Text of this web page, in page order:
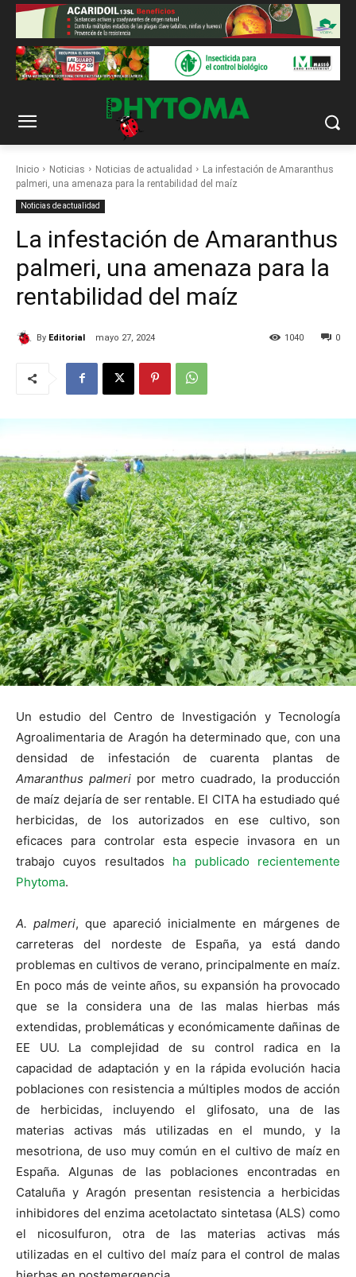
Inicio Noticias Noticias de actualidad
La infestación de Amaranthus
palmeri, una amenaza para la rentabilidad del maíz
Noticias de actualidad
La infestación de Amaranthus
palmeri, una amenaza para la
rentabilidad del maíz
By Editorial mayo 27, 2024 0
1040
Un estudio del Centro de Investigación y Tecnología
Agroalimentaria de Aragón ha determinado que, con una
densidad de infestación de cuarenta plantas de
Amaranthus palmeri por metro cuadrado, la producción
de maíz dejaría de ser rentable. El CITA ha estudiado qué
herbicidas, de los autorizados en ese cultivo, son
eficaces para controlar esta especie invasora en un
trabajo cuyos resultados ha publicado recientemente
Phytoma.
A. palmeri, que apareció inicialmente en márgenes de
carreteras del nordeste de España, ya está dando
problemas en cultivos de verano, principalmente en maíz.
En poco más de veinte años, su expansión ha provocado
que se la considera una de las malas hierbas más
extendidas, problemáticas y económicamente dañinas de
EE UU. La complejidad de su control radica en la
capacidad de adaptación y en la rápida evolución hacia
poblaciones con resistencia a múltiples modos de acción
de herbicidas, incluyendo el glifosato, una de las
materias activas más utilizadas en el mundo, y la
mesotriona, de uso muy común en el cultivo de maíz en
España. Algunas de las poblaciones encontradas en
Cataluña y Aragón presentan resistencia a herbicidas
inhibidores del enzima acetolactato sintetasa (ALS) como
el nicosulfuron, otra de las materias activas más
utilizadas en el cultivo del maíz para el control de malas